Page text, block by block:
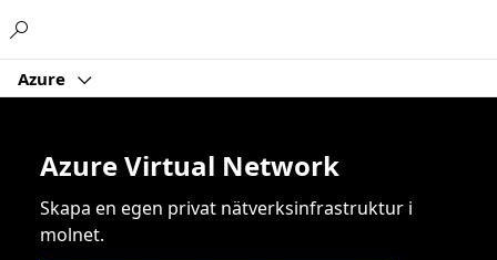
Azure
Azure Virtual Network
Skapa en egen privat nätverksinfrastruktur i
molnet.